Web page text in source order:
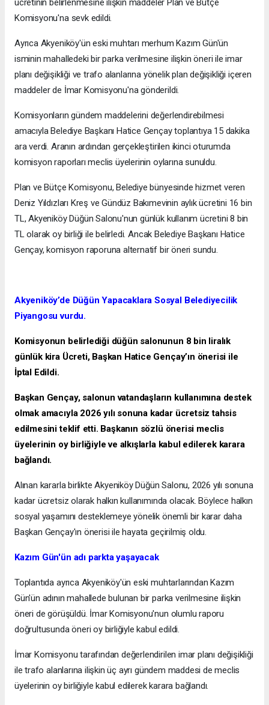
ücretinin belirlenmesine ilişkin maddeler Plan ve Bütçe
Komisyonu'na sevk edildi.
Ayrıca Akyeniköy'ün eski muhtarı merhum Kazım Gün'ün
isminin mahalledeki bir parka verilmesine ilişkin öneri ile imar
planı değişikliği ve trafo alanlarına yönelik plan değişikliği içeren
maddeler de İmar Komisyonu'na gönderildi.
Komisyonların gündem maddelerini değerlendirebilmesi
amacıyla Belediye Başkanı Hatice Gençay toplantıya 15 dakika
ara verdi. Aranın ardından gerçekleştirilen ikinci oturumda
komisyon raporları meclis üyelerinin oylarına sunuldu.
Plan ve Bütçe Komisyonu, Belediye bünyesinde hizmet veren
Deniz Yıldızları Kreş ve Gündüz Bakımevinin aylık ücretini 16 bin
TL, Akyeniköy Düğün Salonu'nun günlük kullanım ücretini 8 bin
TL olarak oy birliği ile belirledi. Ancak Belediye Başkanı Hatice
Gençay, komisyon raporuna alternatif bir öneri sundu.
Akyeniköy’de Düğün Yapacaklara Sosyal Belediyecilik
Piyangosu vurdu.
Komisyonun belirlediği düğün salonunun 8 bin liralık
günlük kira Ücreti, Başkan Hatice Gençay’ın önerisi ile
İptal Edildi.
Başkan Gençay, salonun vatandaşların kullanımına destek
olmak amacıyla 2026 yılı sonuna kadar ücretsiz tahsis
edilmesini teklif etti. Başkanın sözlü önerisi meclis
üyelerinin oy birliğiyle ve alkışlarla kabul edilerek karara
bağlandı.
Alınan kararla birlikte Akyeniköy Düğün Salonu, 2026 yılı sonuna
kadar ücretsiz olarak halkın kullanımında olacak. Böylece halkın
sosyal yaşamını desteklemeye yönelik önemli bir karar daha
Başkan Gençay'ın önerisi ile hayata geçirilmiş oldu.
Kazım Gün'ün adı parkta yaşayacak
Toplantıda ayrıca Akyeniköy'ün eski muhtarlarından Kazım
Gün'ün adının mahallede bulunan bir parka verilmesine ilişkin
öneri de görüşüldü. İmar Komisyonu'nun olumlu raporu
doğrultusunda öneri oy birliğiyle kabul edildi.
İmar Komisyonu tarafından değerlendirilen imar planı değişikliği
ile trafo alanlarına ilişkin üç ayrı gündem maddesi de meclis
üyelerinin oy birliğiyle kabul edilerek karara bağlandı.